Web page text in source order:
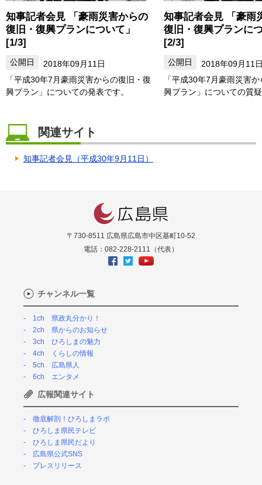
知事記者会見 「豪雨災害からの
復旧・復興プランについて」
[1/3]
2018年09月11日
「平成30年7月豪雨災害からの復旧・復
興プラン」についての発表です。
知事記者会見 「豪雨
復旧・復興プランに
[2/3]
2018年09月11
「平成30年7月豪雨災害
興プラン」についての質
関連サイト
知事記者会見（平成30年9月11日）
〒730-8511 広島県広島市中区基町10-52
電話：082-228-2111（代表）
チャンネル一覧
1ch 県政丸分かり！
2ch 県からのお知らせ
3ch ひろしまの魅力
4ch くらしの情報
5ch 広島県人
6ch エンタメ
広報関連サイト
徹底解剖！ひろしまラボ
ひろしま県民テレビ
ひろしま県民だより
広島県公式SNS
プレスリリース